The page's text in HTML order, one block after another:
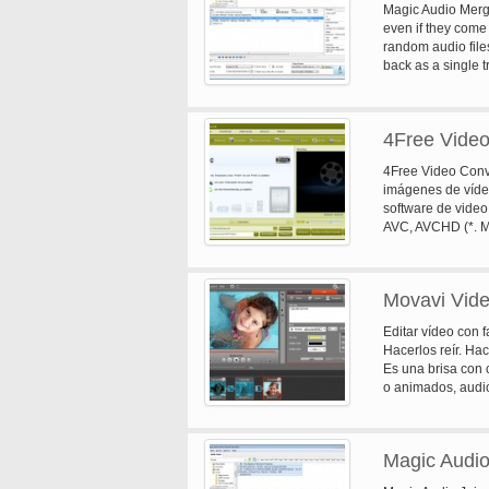
6 DVD Ripper. 7
Magic Audio
even if they
random audio
back as a single
4Free
4Free Video
imágenes de
software de
AVC, AVCHD (*.
impresionantes
reproducido en
NDS, Wii,
Soporta videos
HD y SD
Movavi
Editar vídeo con
Hacerlos reír.
Es una brisa con
o animados,
en el rodaje y
Magic